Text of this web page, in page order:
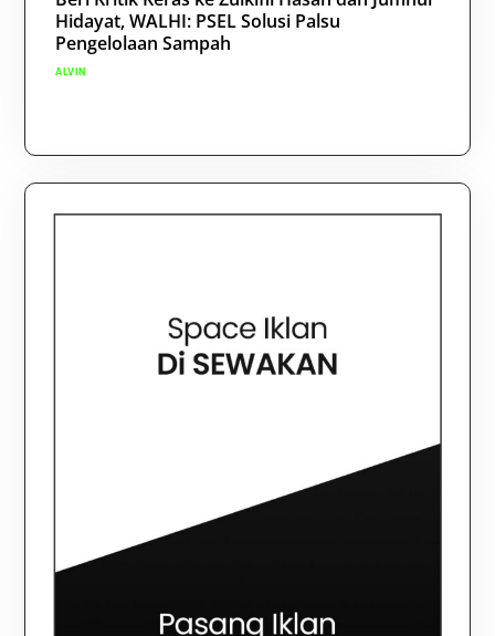
Hidayat, WALHI: PSEL Solusi Palsu
Pengelolaan Sampah
ALVIN